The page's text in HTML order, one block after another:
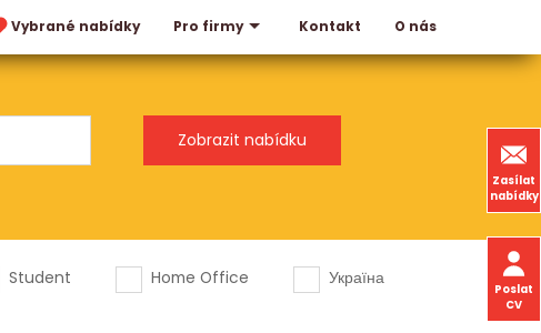
Vybrané nabídky Pro firmy Kontakt O nás
Zasílat
nabídky
Poslat
CV
Student Home Office
Україна